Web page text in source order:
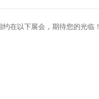
在以下展会，期待您的光临！